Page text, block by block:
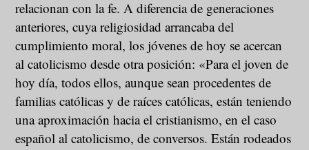
relacionan con la fe. A diferencia de generaciones
anteriores, cuya religiosidad arrancaba del
cumplimiento moral, los jóvenes de hoy se acercan
al catolicismo desde otra posición: «Para el joven de
hoy día, todos ellos, aunque sean procedentes de
familias católicas y de raíces católicas, están teniendo
una aproximación hacia el cristianismo, en el caso
español al catolicismo, de conversos. Están rodeados